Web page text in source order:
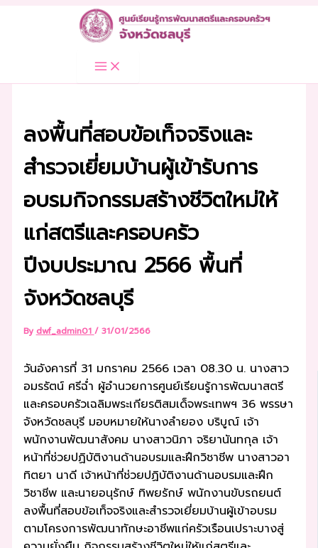
ลงพื้นที่สอบข้อเท็จจริงและ
สำรวจเยี่ยมบ้านผู้เข้ารับการ
อบรมกิจกรรมสร้างชีวิตใหม่ให้
แก่สตรีและครอบครัว
ปีงบประมาณ 2566 พื้นที่
จังหวัดชลบุรี
By dwf_admin01 / 31/01/2566
วันอังคารที่ 31 มกราคม 2566 เวลา 08.30 น. นางสาว
อมรรัตน์ ศรีฉ่ำ ผู้อำนวยการศูนย์เรียนรู้การพัฒนาสตรี
และครอบครัวเฉลิมพระเกียรติสมเด็จพระเทพฯ 36 พรรษา
จังหวัดชลบุรี มอบหมายให้นางลำยอง บริบูณ์ เจ้า
พนักงานพัฒนาสังคม นางสาวนิภา จริยานันทกุล เจ้า
หน้าที่ช่วยปฏิบัติงานด้านอบรมและฝึกวิชาชีพ นางสาวอา
ทิตยา นาดี เจ้าหน้าที่ช่วยปฏิบัติงานด้านอบรมและฝึก
วิชาชีพ และนายอนุรักษ์ ทิพยรักษ์ พนักงานขับรถยนต์
ลงพื้นที่สอบข้อเท็จจริงและสำรวจเยี่ยมบ้านผู้เข้าอบรม
ตามโครงการพัฒนาทักษะอาชีพแก่ครัวเรือนเปราะบางสู่